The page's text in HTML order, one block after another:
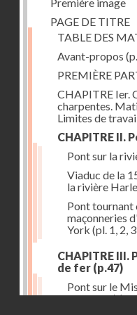
PAGE DE TITRE
TABLE DES
Avant-propos
PREMIÈRE
CHAPITRE Ier.
charpentes.
Limites de
CHAPITRE II.
Pont sur la
Viaduc de la
la rivière
Pont tournant
maçonneries
York (pl. 1, 2,
CHAPITRE
de fer (p.47)
Pont sur le
11, 12, 13)